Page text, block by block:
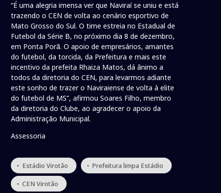
“É uma alegria imensa ver que Naviraí se uniu e está
trazendo o CEN de volta ao cenário esportivo de
Mato Grosso do Sul. O time estreia no Estadual de
Futebol da Série B, no próximo dia 8 de dezembro,
em Ponta Porã. O apoio de empresários, amantes
do futebol, da torcida, da Prefeitura e mais este
incentivo da prefeita Rhaiza Matos, dá ânimo a
todos da diretoria do CEN, para levarmos adiante
este sonho de trazer o Naviraiense de volta à elite
do futebol de MS”, afirmou Soares Filho, membro
da diretoria do Clube, ao agradecer o apoio da
Administração Municipal.
Assessoria
• Estádio Virotão • Prefeitura limpa Estádio
• CEN Virotão